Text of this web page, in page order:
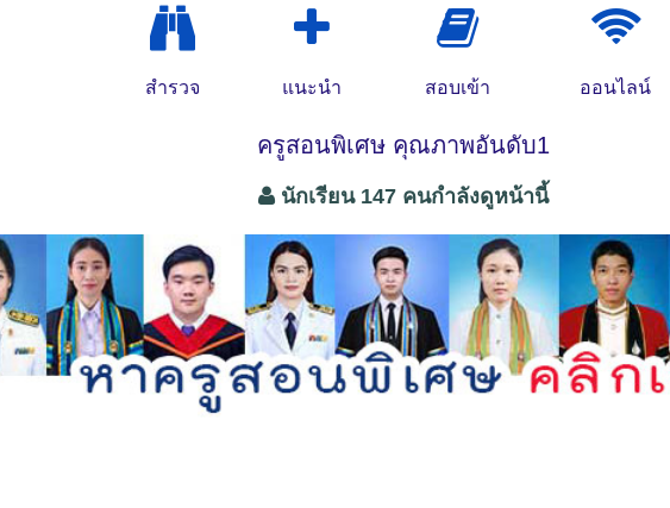
สำรวจ แนะนำ สอบเข้า ออนไลน์
ครูสอนพิเศษ คุณภาพอันดับ1
นักเรียน 147 คนกำลังดูหน้านี้